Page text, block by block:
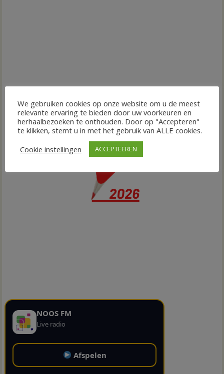
NOOS FM
Live radio
Afspelen
We gebruiken cookies op onze website om u de meest
relevante ervaring te bieden door uw voorkeuren en
herhaalbezoeken te onthouden. Door op "Accepteren"
te klikken, stemt u in met het gebruik van ALLE cookies.
Cookie instellingen
ACCEPTEEREN